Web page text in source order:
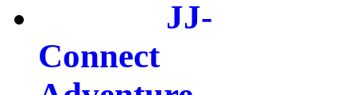
JJ-
Connect